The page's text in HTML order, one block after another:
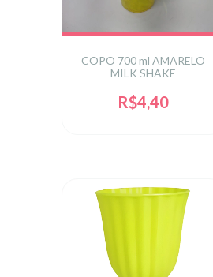
COPO 700 ml AMARELO
MILK SHAKE
R$4,40